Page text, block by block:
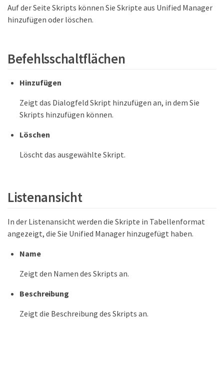
Auf der Seite Skripts können Sie Skripte aus Unified Manager
hinzufügen oder löschen.
Befehlsschaltflächen
Hinzufügen
Zeigt das Dialogfeld Skript hinzufügen an, in dem Sie
Skripts hinzufügen können.
Löschen
Löscht das ausgewählte Skript.
Listenansicht
In der Listenansicht werden die Skripte in Tabellenformat
angezeigt, die Sie Unified Manager hinzugefügt haben.
Name
Zeigt den Namen des Skripts an.
Beschreibung
Zeigt die Beschreibung des Skripts an.